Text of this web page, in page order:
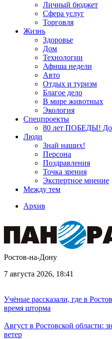
Личный бюджет
Сфера услуг
Торговля
Жизнь
Здоровье
Дом
Технологии
Афиша недели
Авто
Отдых и туризм
Благое дело
В мире животных
Экология
Спецпроекты
80 лет ПОБЕДЫ!
Люди
Знай наших!
Персона
Поздравления
Точка зрения
Экспертное мнение
Между тем
Архив
Ростов-на-Дону
7 августа 2026, 18:41
Учёные рассказали, где в
время шторма
Август в Ростовской области:
ветер